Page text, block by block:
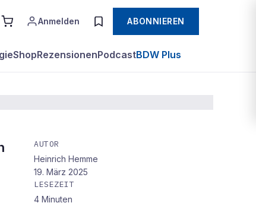
Anmelden ABONNIEREN
ShopRezensionenPodcastBDW Plus
AUTOR
Heinrich Hemme
19. März 2025
LESEZEIT
4 Minuten